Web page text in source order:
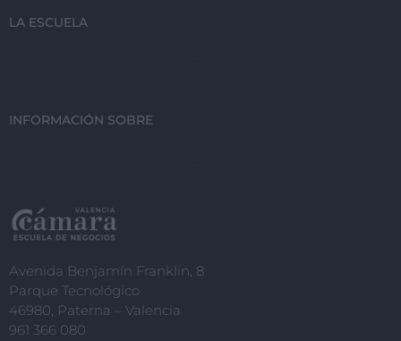
LA ESCUELA
INFORMACIÓN SOBRE
Avenida Benjamín Franklin, 8
Parque Tecnológico
46980, Paterna – Valencia
961 366 080